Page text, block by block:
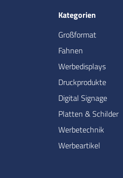
Kategorien
Großformat
Fahnen
Werbedisplays
Druckprodukte
Digital Signage
Platten & Schilder
Werbetechnik
Werbeartikel